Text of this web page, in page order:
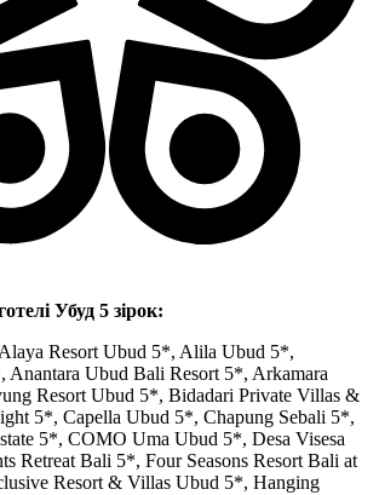
Убуд 5 зірок:
Resort Ubud 5*, Alila Ubud 5*,
Anantara Ubud Bali Resort 5*, Arkamara
Resort Ubud 5*, Bidadari Private Villas &
5*, Capella Ubud 5*, Chapung Sebali 5*,
5*, COMO Uma Ubud 5*, Desa Visesa
Retreat Bali 5*, Four Seasons Resort Bali at
Resort & Villas Ubud 5*, Hanging